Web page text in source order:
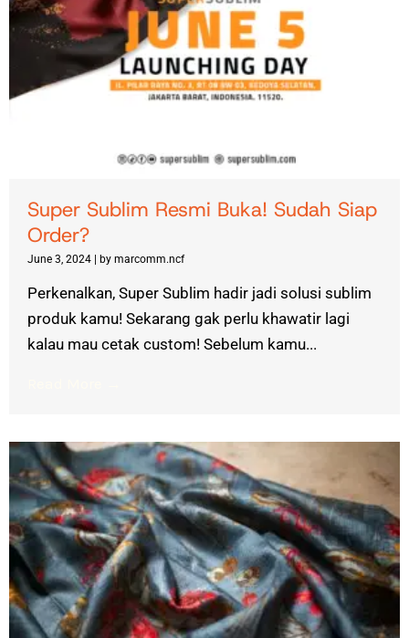
Super Sublim Resmi Buka! Sudah Siap
Order?
June 3, 2024 | by marcomm.ncf
Perkenalkan, Super Sublim hadir jadi solusi sublim
produk kamu! Sekarang gak perlu khawatir lagi
kalau mau cetak custom! Sebelum kamu...